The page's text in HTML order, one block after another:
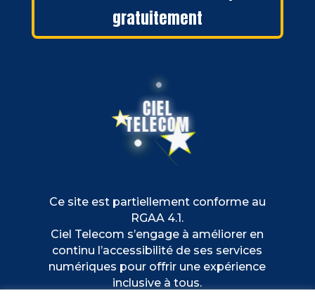
gratuitement
CIEL
TELECOM
Ce site est partiellement conforme au
RGAA 4.1.
Ciel Telecom s’engage à améliorer en
continu l’accessibilité de ses services
numériques pour offrir une expérience
inclusive à tous.